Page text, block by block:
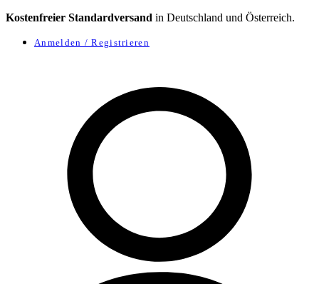
Kostenfreier Standardversand in Deutschland und Österreich.
Anmelden / Registrieren